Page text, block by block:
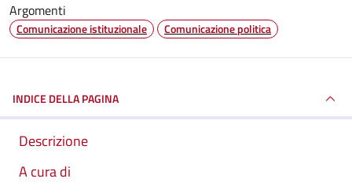
Argomenti
Comunicazione istituzionale Comunicazione politica
INDICE DELLA PAGINA
Descrizione
A cura di